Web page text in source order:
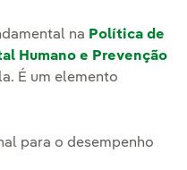
na Política de
Humano e Prevenção
É um elemento
para o desempenho